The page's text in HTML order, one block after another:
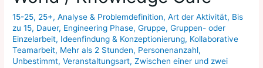
15-25, 25+,Analyse & Problemdefinition,Art der Aktivität, Bis
zu 15, Dauer, Engineering Phase,Gruppe,Gruppen- oder
Einzelarbeit, Ideenfindung & Konzeptionierung, Kollaborative
Teamarbeit, Mehr als 2 Stunden, Personenanzahl,
Unbestimmt,Veranstaltungsart,Zwischen einer und zwei